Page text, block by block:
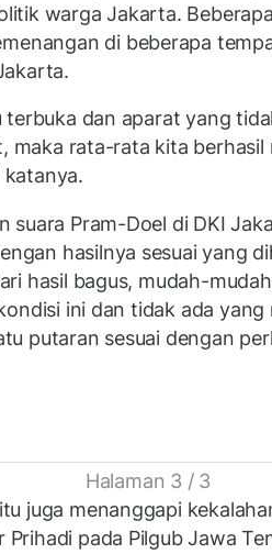
warga Jakarta.
di beberapa
terbuka dan aparat yang
maka rata-rata kita berhasil
suara Pram-Doel di DKI
hasilnya sesuai yang
hasil bagus, mudah-
ini dan tidak ada yang
putaran sesuai dengan
Halaman 3 / 3
itu juga menanggapi
Prihadi pada Pilgub Jawa